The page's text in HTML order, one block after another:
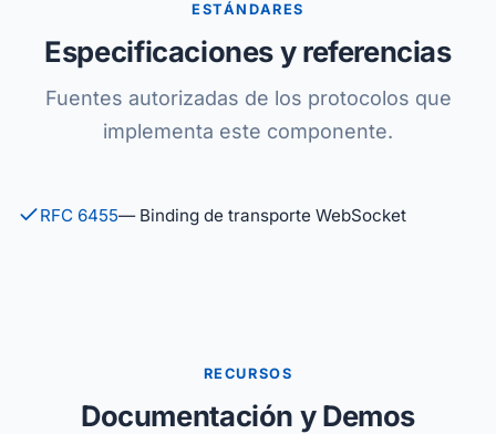
ESTÁNDARES
Especificaciones y referencias
Fuentes autorizadas de los protocolos que
implementa este componente.
RFC 6455— Binding de transporte WebSocket
RECURSOS
Documentación y Demos